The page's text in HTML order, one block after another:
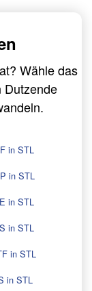
Wähle das
Dutzende
in STL
in STL
in STL
in STL
in STL
in STL